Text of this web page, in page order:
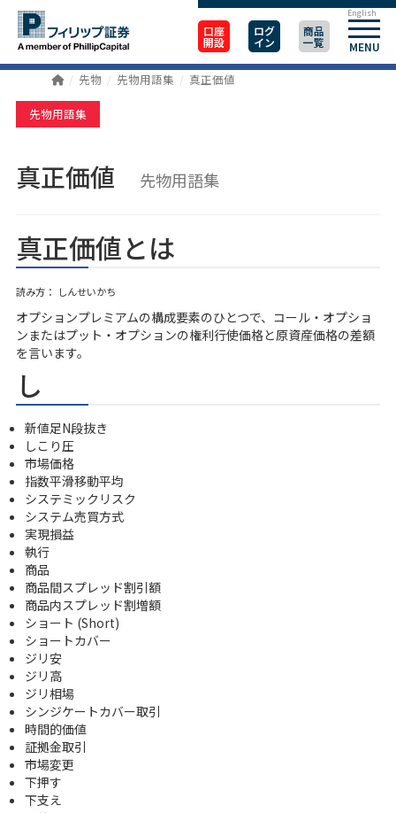
口座
開設
ログ
イン
商品
一覧 MENU
English
先物 先物用語集 真正価値
先物用語集
真正価値 先物用語集
真正価値とは
読み方： しんせいかち
オプションプレミアムの構成要素のひとつで、コール・オプショ
ンまたはプット・オプションの権利行使価格と原資産価格の差額
を言います。
し
新値足N段抜き
しこり圧
市場価格
指数平滑移動平均
システミックリスク
システム売買方式
実現損益
執行
商品
商品間スプレッド割引額
商品内スプレッド割増額
ショート (Short)
ショートカバー
ジリ安
ジリ高
ジリ相場
シンジケートカバー取引
時間的価値
証拠金取引
市場変更
下押す
下支え